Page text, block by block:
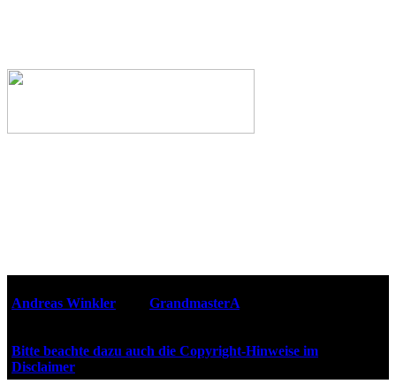
Andreas Winkler
GrandmasterA
Bitte beachte dazu auch die Copyright-Hinweise im
Disclaimer